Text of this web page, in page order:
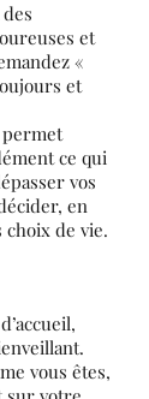
et
«
et
permet
ce qui
vos
en
choix de vie.
vous êtes,